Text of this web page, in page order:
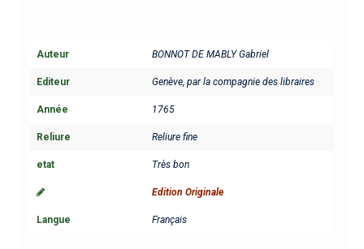
Auteur BONNOT DE MABLY Gabriel
Editeur Genève, par la compagnie des libraires
Année 1765
Reliure Reliure fine
etat Très bon
Edition Originale
Langue Français